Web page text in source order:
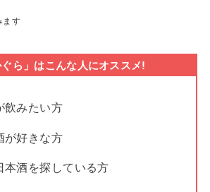
ます
ぐら」はこんな人にオススメ!
飲みたい方
が好きな方
本酒を探している方